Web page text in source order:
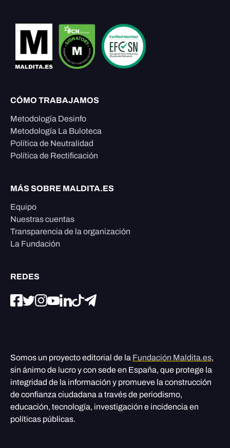
CÓMO TRABAJAMOS
Metodología Desinfo
Metodología La Buloteca
Política de Neutralidad
Política de Rectificación
MÁS SOBRE MALDITA.ES
Equipo
Nuestras cuentas
Transparencia de la organización
La Fundación
REDES
Somos un proyecto editorial de la Fundación Maldita.es,
sin ánimo de lucro y con sede en España, que protege la
integridad de la información y promueve la construcción
de confianza ciudadana a través de periodismo,
educación, tecnología, investigación e incidencia en
políticas públicas.